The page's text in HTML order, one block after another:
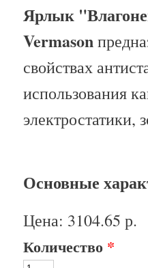
Ярлык
Vermason
свойствах
использования
электростатики,
Основные
Цена: 3104.65 р.
Количество *